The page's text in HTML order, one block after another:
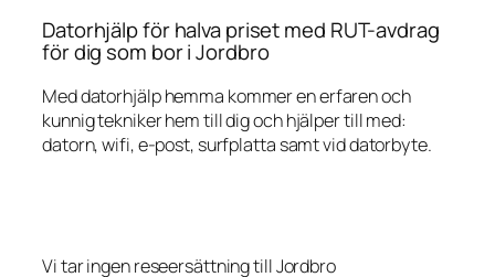
Datorhjälp för halva priset med RUT-avdrag
för dig som bor i Jordbro
Med datorhjälp hemma kommer en erfaren och
kunnig tekniker hem till dig och hjälper till med:
datorn, wifi, e-post, surfplatta samt vid datorbyte.
Vi tar ingen reseersättning till Jordbro